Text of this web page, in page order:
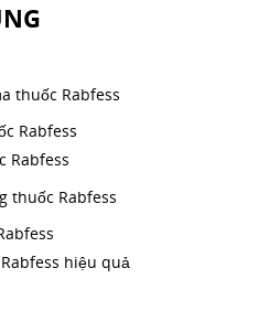
thuốc Rabfess
Rabfess
Rabfess
thuốc Rabfess
hiệu quả